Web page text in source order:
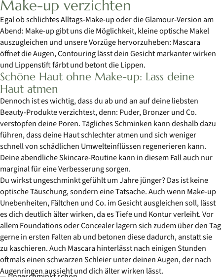
Make-up verzichten
Egal ob schlichtes Alltags-Make-up oder die Glamour-Version am
Abend: Make-up gibt uns die Möglichkeit, kleine optische Makel
auszugleichen und unsere Vorzüge hervorzuheben: Mascara
öffnet die Augen, Contouring lässt dein Gesicht markanter wirken
und Lippenstift färbt und betont die Lippen.
Schöne Haut ohne Make-up: Lass deine
Haut atmen
Dennoch ist es wichtig, dass du ab und an auf deine liebsten
Beauty-Produkte verzichtest, denn: Puder, Bronzer und Co.
verstopfen deine Poren. Tägliches Schminken kann deshalb dazu
führen, dass deine Haut schlechter atmen und sich weniger
schnell von schädlichen Umwelteinflüssen regenerieren kann.
Deine abendliche Skincare-Routine kann in diesem Fall auch nur
marginal für eine Verbesserung sorgen.
Du wirkst ungeschminkt gefühlt um Jahre jünger? Das ist keine
optische Täuschung, sondern eine Tatsache. Auch wenn Make-up
Unebenheiten, Fältchen und Co. im Gesicht ausgleichen soll, lässt
es dich deutlich älter wirken, da es Tiefe und Kontur verleiht. Vor
allem Foundations oder Concealer lagern sich zudem über den Tag
gerne in ersten Falten ab und betonen diese dadurch, anstatt sie
zu kaschieren. Auch Mascara hinterlässt nach einigen Stunden
oftmals einen schwarzen Schleier unter deinen Augen, der nach
Augenringen aussieht und dich älter wirken lässt.